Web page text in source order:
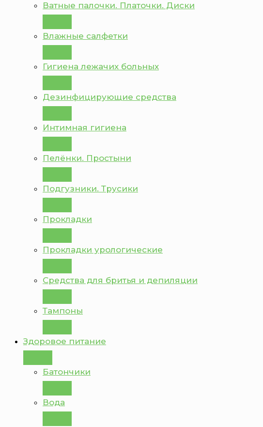
Ватные палочки. Платочки. Диски
Влажные салфетки
Гигиена лежачих больных
Дезинфицирующие средства
Интимная гигиена
Пелёнки. Простыни
Подгузники. Трусики
Прокладки
Прокладки урологические
Средства для бритья и депиляции
Тампоны
Здоровое питание
Батончики
Вода